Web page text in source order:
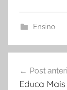
Ensino
de
Post
Educa